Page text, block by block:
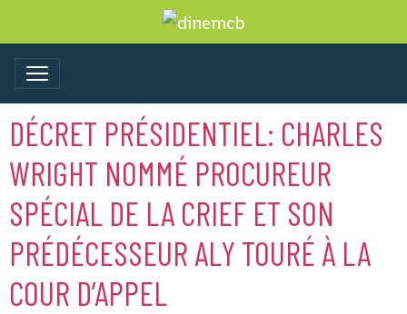
DÉCRET PRÉSIDENTIEL: CHARLES
WRIGHT NOMMÉ PROCUREUR
SPÉCIAL DE LA CRIEF ET SON
PRÉDÉCESSEUR ALY TOURÉ À LA
COUR D’APPEL